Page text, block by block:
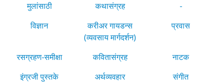
मुलांसाठी
कथासंग्रह
-
विज्ञान
करीअर गायडन्स
(व्यवसाय मार्गदर्शन)
प्रवास
रसग्रहण-समीक्षा कवितासंग्रह
नाटक
इंग्रजी पुस्तके
अर्थव्यवहार
संगीत